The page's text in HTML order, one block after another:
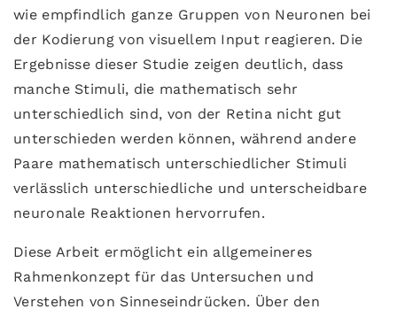
wie empfindlich ganze Gruppen von Neuronen bei
der Kodierung von visuellem Input reagieren. Die
Ergebnisse dieser Studie zeigen deutlich, dass
manche Stimuli, die mathematisch sehr
unterschiedlich sind, von der Retina nicht gut
unterschieden werden können, während andere
Paare mathematisch unterschiedlicher Stimuli
verlässlich unterschiedliche und unterscheidbare
neuronale Reaktionen hervorrufen.
Diese Arbeit ermöglicht ein allgemeineres
Rahmenkonzept für das Untersuchen und
Verstehen von Sinneseindrücken. Über den